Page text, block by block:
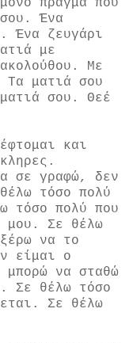
Ένα
Ένα ζευγάρι
με
Με
Τα ματιά σου
σου. Θεέ
και
σε γραφώ, δεν
τόσο πολύ
τόσο πολύ που
μου. Σε θέλω
να το
είμαι ο
να σταθώ
Σε θέλω τόσο
Σε θέλω